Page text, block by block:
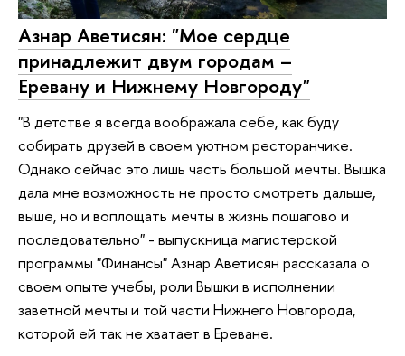
Азнар Аветисян: "Мое сердце
принадлежит двум городам –
Еревану и Нижнему Новгороду"
"В детстве я всегда воображала себе, как буду
собирать друзей в своем уютном ресторанчике.
Однако сейчас это лишь часть большой мечты. Вышка
дала мне возможность не просто смотреть дальше,
выше, но и воплощать мечты в жизнь пошагово и
последовательно" - выпускница магистерской
программы "Финансы" Азнар Аветисян рассказала о
своем опыте учебы, роли Вышки в исполнении
заветной мечты и той части Нижнего Новгорода,
которой ей так не хватает в Ереване.